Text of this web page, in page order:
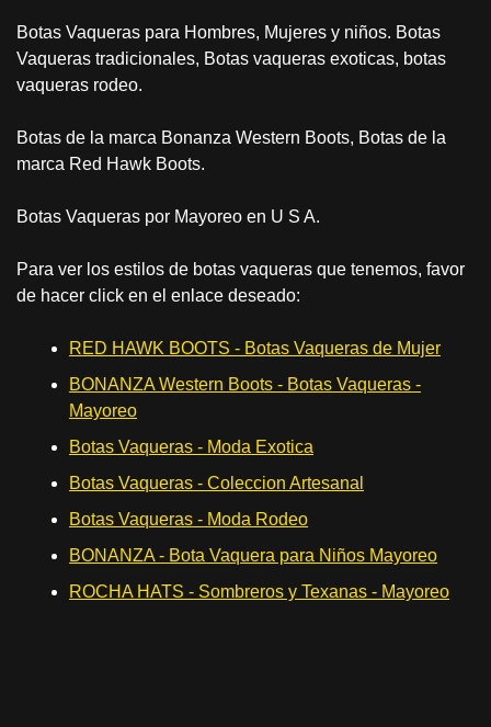
Botas Vaqueras para Hombres, Mujeres y niños. Botas
Vaqueras tradicionales, Botas vaqueras exoticas, botas
vaqueras rodeo.
Botas de la marca Bonanza Western Boots, Botas de la
marca Red Hawk Boots.
Botas Vaqueras por Mayoreo en U S A.
Para ver los estilos de botas vaqueras que tenemos, favor
de hacer click en el enlace deseado:
RED HAWK BOOTS - Botas Vaqueras de Mujer
BONANZA Western Boots - Botas Vaqueras -
Mayoreo
Botas Vaqueras - Moda Exotica
Botas Vaqueras - Coleccion Artesanal
Botas Vaqueras - Moda Rodeo
BONANZA - Bota Vaquera para Niños Mayoreo
ROCHA HATS - Sombreros y Texanas - Mayoreo